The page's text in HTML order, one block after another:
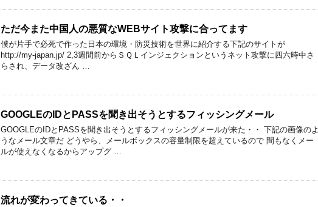
ただ今また中国人の悪質なWEBサイト攻撃に合ってます
僕が片手で必死で作った日本の環境・防災技術を世界に紹介する下記のサイトが
http://my-japan.jp/ 2,3週間前からＳＱＬインジェクションというネット攻撃に四六時中さ
らされ、データ改ざん …
GOOGLEのIDとPASSを聞き出そうとするフィッシングメール
GOOGLEのIDとPASSを聞き出そうとするフィッシングメールが来た・・ 下記の画像のよ
うなメール文章だ どうやら、メールボックスの容量制限を超えているので 間もなくメー
ルが使えなくなるからアップグ …
流れが変わってきている・・